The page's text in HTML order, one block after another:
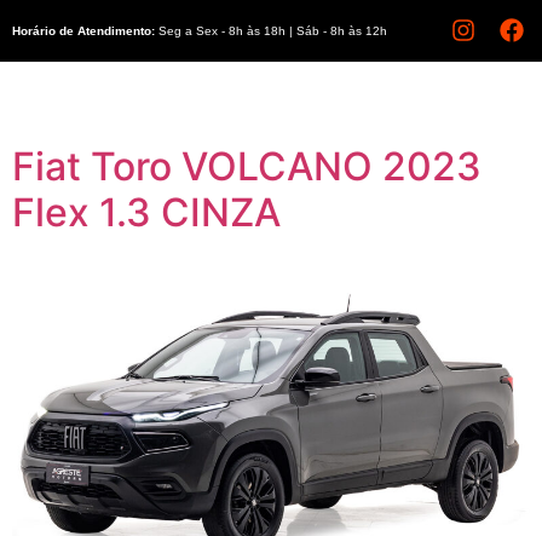
Horário de Atendimento: Seg a Sex - 8h às 18h | Sáb - 8h às 12h
Fiat Toro VOLCANO 2023
Flex 1.3 CINZA